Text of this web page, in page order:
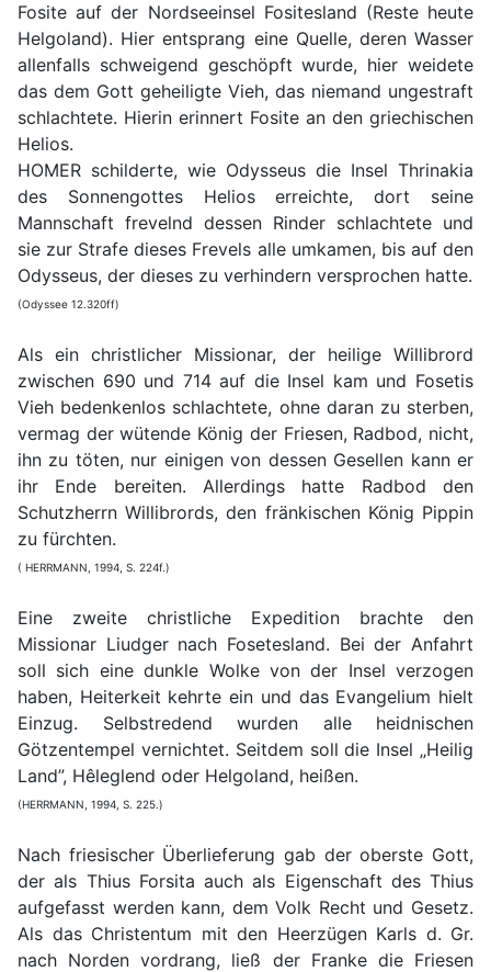
Fosite auf der Nordseeinsel Fositesland (Reste heute
Helgoland). Hier entsprang eine Quelle, deren Wasser
allenfalls schweigend geschöpft wurde, hier weidete
das dem Gott geheiligte Vieh, das niemand ungestraft
schlachtete. Hierin erinnert Fosite an den griechischen
Helios.
HOMER schilderte, wie Odysseus die Insel Thrinakia
des Sonnengottes Helios erreichte, dort seine
Mannschaft frevelnd dessen Rinder schlachtete und
sie zur Strafe dieses Frevels alle umkamen, bis auf den
Odysseus, der dieses zu verhindern versprochen hatte.
(Odyssee 12.320ff)
Als ein christlicher Missionar, der heilige Willibrord
zwischen 690 und 714 auf die Insel kam und Fosetis
Vieh bedenkenlos schlachtete, ohne daran zu sterben,
vermag der wütende König der Friesen, Radbod, nicht,
ihn zu töten, nur einigen von dessen Gesellen kann er
ihr Ende bereiten. Allerdings hatte Radbod den
Schutzherrn Willibrords, den fränkischen König Pippin
zu fürchten.
( HERRMANN, 1994, S. 224f.)
Eine zweite christliche Expedition brachte den
Missionar Liudger nach Fosetesland. Bei der Anfahrt
soll sich eine dunkle Wolke von der Insel verzogen
haben, Heiterkeit kehrte ein und das Evangelium hielt
Einzug. Selbstredend wurden alle heidnischen
Götzentempel vernichtet. Seitdem soll die Insel „Heilig
Land”, Hêleglend oder Helgoland, heißen.
(HERRMANN, 1994, S. 225.)
Nach friesischer Überlieferung gab der oberste Gott,
der als Thius Forsita auch als Eigenschaft des Thius
aufgefasst werden kann, dem Volk Recht und Gesetz.
Als das Christentum mit den Heerzügen Karls d. Gr.
nach Norden vordrang, ließ der Franke die Friesen